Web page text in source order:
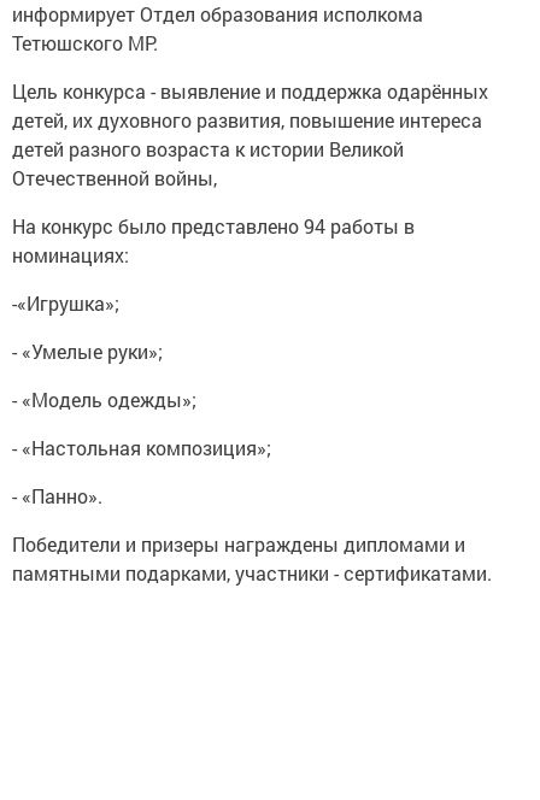
информирует Отдел образования исполкома
Тетюшского МР.
Цель конкурса - выявление и поддержка одарённых
детей, их духовного развития, повышение интереса
детей разного возраста к истории Великой
Отечественной войны,
На конкурс было представлено 94 работы в
номинациях:
-«Игрушка»;
- «Умелые руки»;
- «Модель одежды»;
- «Настольная композиция»;
- «Панно».
Победители и призеры награждены дипломами и
памятными подарками, участники - сертификатами.